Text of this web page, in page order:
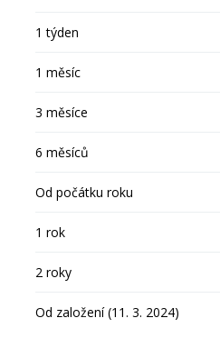
1 týden
1 měsíc
3 měsíce
6 měsíců
Od počátku roku
1 rok
2 roky
Od založení (11. 3. 2024)